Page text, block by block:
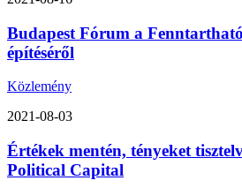
Budapest Fórum a
építéséről
Közlemény
2021-08-03
Értékek mentén, tényeket
Political Capital